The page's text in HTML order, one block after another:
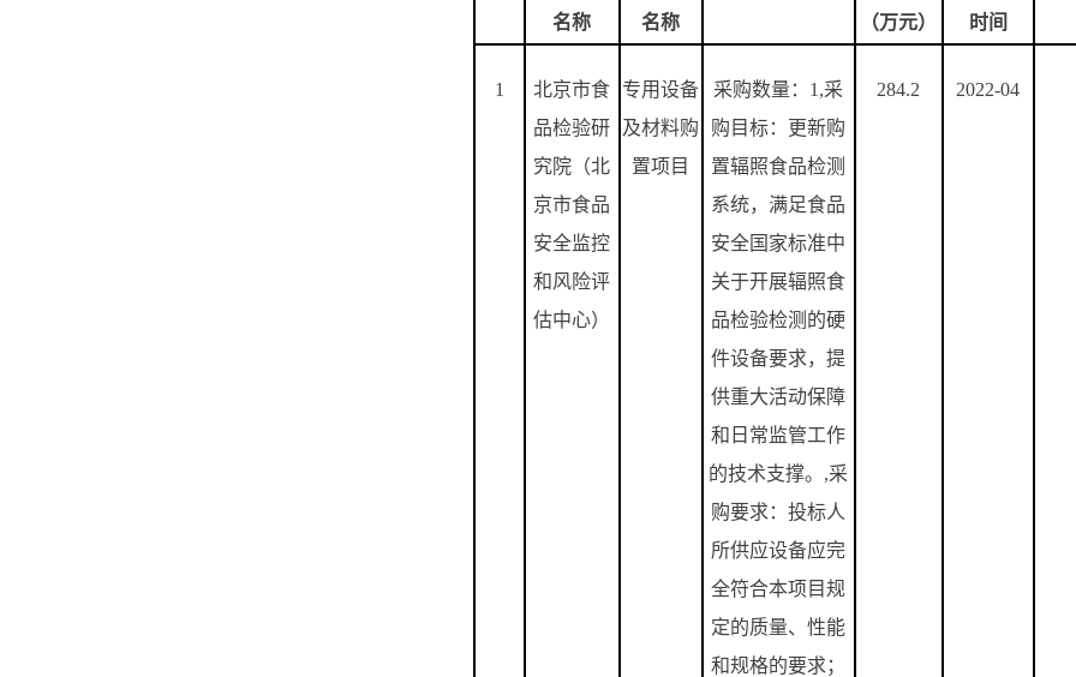
名称
名称
（万元）
时间
1
北京市食
品检验研
究院（北
京市食品
安全监控
和风险评
估中心）
专用设备
及材料购
置项目
采购数量： 1,采
购目标：更新购
置辐照食品检测
系统，满足食品
安全国家标准中
关于开展辐照食
品检验检测的硬
件设备要求，提
供重大活动保障
和日常监管工作
的技术支撑。 ,采
购要求：投标人
所供应设备应完
全符合本项目规
定的质量、性能
和规格的要求；
284.2 2022-04